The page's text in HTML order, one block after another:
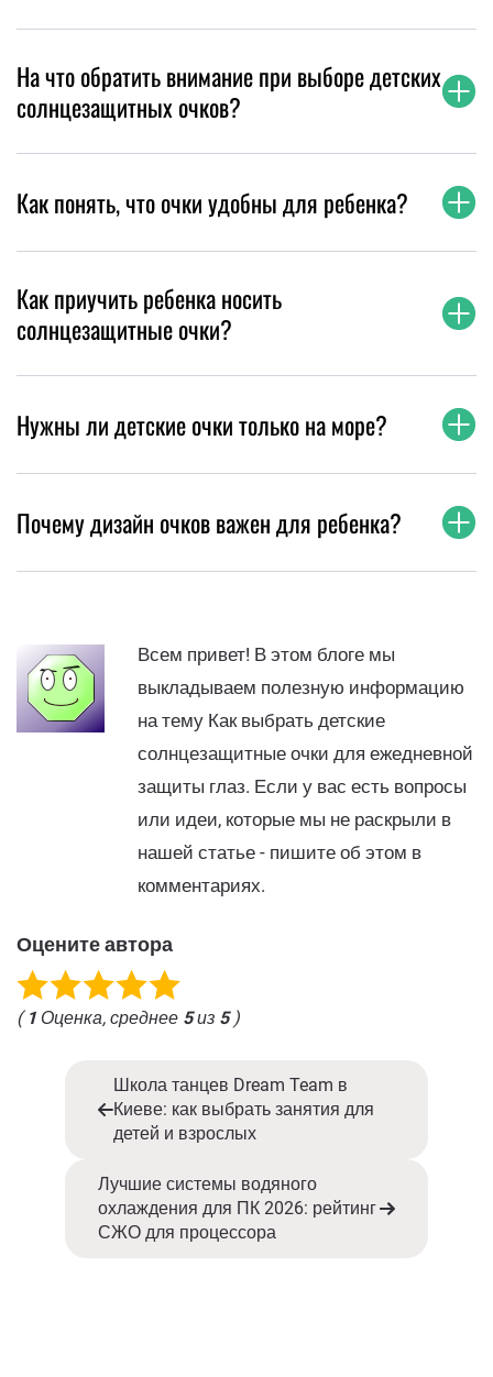
На что обратить внимание при выборе детских
солнцезащитных очков?
Как понять, что очки удобны для ребенка?
Как приучить ребенка носить
солнцезащитные очки?
Нужны ли детские очки только на море?
Почему дизайн очков важен для ребенка?
Всем привет! В этом блоге мы
выкладываем полезную информацию
на тему Как выбрать детские
солнцезащитные очки для ежедневной
защиты глаз. Если у вас есть вопросы
или идеи, которые мы не раскрыли в
нашей статье - пишите об этом в
комментариях.
Оцените автора
( 1 Оценка, среднее 5из 5)
Школа танцев Dream Team в
Киеве: как выбрать занятия для
детей и взрослых
Лучшие системы водяного
охлаждения для ПК 2026: рейтинг
СЖО для процессора